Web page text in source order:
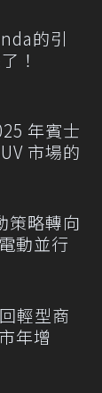
的引
！
年賓士
市場的
策略轉向
動並行
輕型商
年增